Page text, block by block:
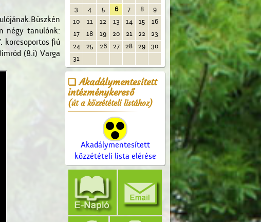
négy tanulónk:
korcsoportos fiú
(8.i) Varga
3
4 5 6 7 8
9
10
11 12 13 14 15
16
17
18 19 20 21 22
23
24
25 26 27 28 29
30
31
Akadálymentesített
intézménykereső
(út a közzétételi listához)
Akadálymentesített
közzétételi lista elérése